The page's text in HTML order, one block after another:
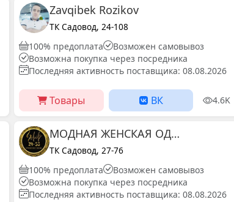
Zavqibek Rozikov
ТК Садовод, 24-108
100% предоплата
Возможен самовывоз
Возможна покупка через посредника
Последняя активность поставщика: 08.08.2026
Товары ВК 4.6K
МОДНАЯ ЖЕНСКАЯ ОДЕЖДА САДОВОД 24-53
ТК Садовод, 27-76
100% предоплата
Возможен самовывоз
Возможна покупка через посредника
Последняя активность поставщика: 08.08.2026